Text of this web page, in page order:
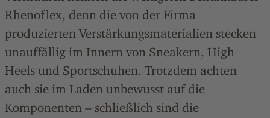
Rhenoflex, denn die von der Firma
produzierten Verstärkungsmaterialien stecken
unauffällig im Innern von Sneakern, High
Heels und Sportschuhen. Trotzdem achten
auch sie im Laden unbewusst auf die
Komponenten – schließlich sind die